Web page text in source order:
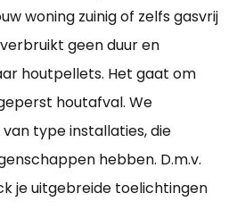
woning zuinig of zelfs gasvrij
geen duur en
houtpellets. Het gaat om
houtafval. We
type installaties, die
hebben. D.m.v.
je uitgebreide toelichtingen